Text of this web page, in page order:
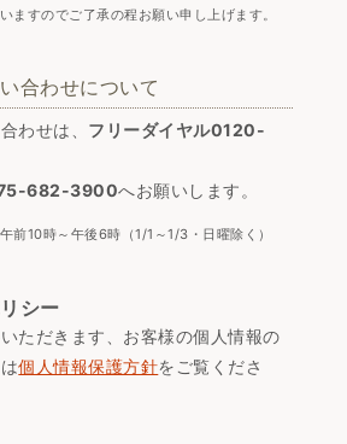
ますのでご了承の程お願い申し上げます。
合わせについて
わせは、 フリーダイヤル0120-
682-3900へお願いします。
前10時～午後6時（1/1～1/3・日曜除く）
シー
ただきます、お客様の個人情報の
個人情報保護方針をご覧くださ